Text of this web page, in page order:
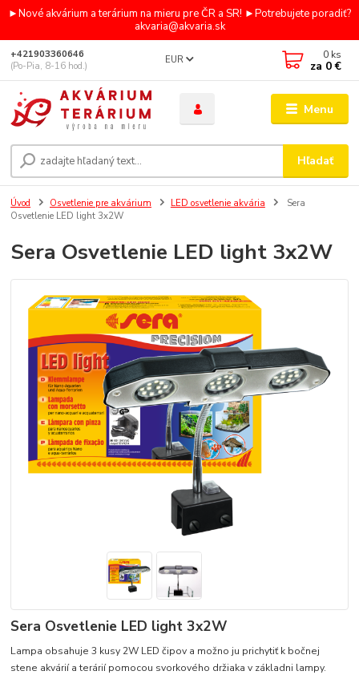
►Nové akvárium a terárium na mieru pre ČR a SR! ►Potrebujete poradiť?
akvaria@akvaria.sk
Menu
EUR
Hľadať
+421903360646
(Po-Pia, 8-16 hod.)
0 ks
za 0 €
Úvod Osvetlenie pre akvárium LED osvetlenie akvária
Sera
Osvetlenie LED light 3x2W
Sera Osvetlenie LED light 3x2W
Sera Osvetlenie LED light 3x2W
Lampa obsahuje 3 kusy 2W LED čipov a možno ju prichytiť k bočnej
stene akvárií a terárií pomocou svorkového držiaka v základni lampy.